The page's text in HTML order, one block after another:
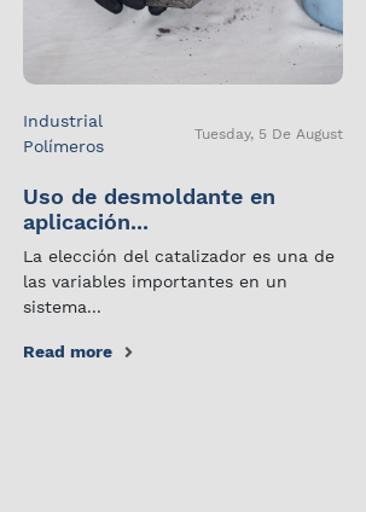
Industrial
Polímeros
Tuesday, 5 De August
Uso de desmoldante en
aplicación...
La elección del catalizador es una de
las variables importantes en un
sistema...
Read more